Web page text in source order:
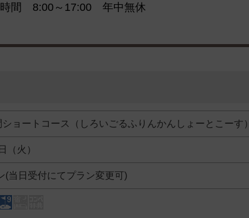
時間 8:00～17:00 年中無休
ョートコース（しろいごるふりんかんしょーとこーす）
（火）
(当日受付にてプラン変更可)